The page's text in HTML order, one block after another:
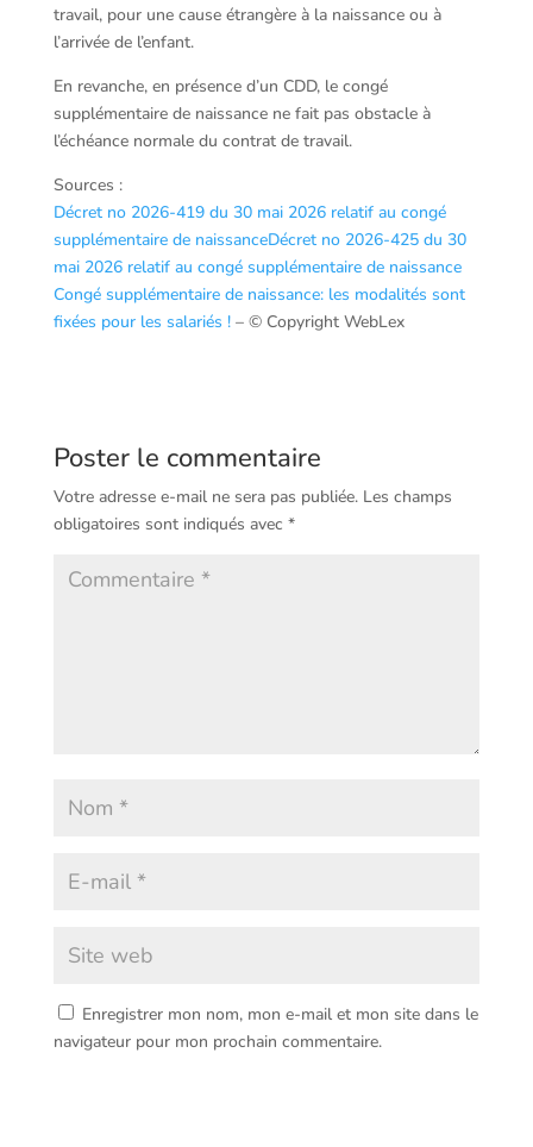
travail, pour une cause étrangère à la naissance ou à
l’arrivée de l’enfant.
En revanche, en présence d’un CDD, le congé
supplémentaire de naissance ne fait pas obstacle à
l’échéance normale du contrat de travail.
Sources :
Décret no 2026-419 du 30 mai 2026 relatif au congé
supplémentaire de naissanceDécret no 2026-425 du 30
mai 2026 relatif au congé supplémentaire de naissance
Congé supplémentaire de naissance: les modalités sont
fixées pour les salariés ! – © Copyright WebLex
Poster le commentaire
Votre adresse e-mail ne sera pas publiée. Les champs
obligatoires sont indiqués avec *
Enregistrer mon nom, mon e-mail et mon site dans le
navigateur pour mon prochain commentaire.